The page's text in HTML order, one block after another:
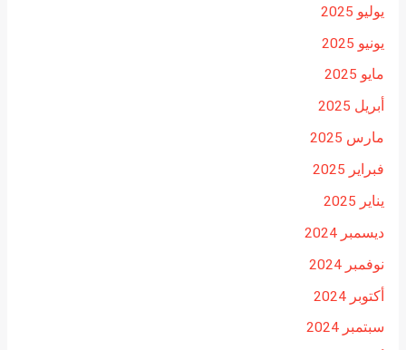
يوليو 2025
يونيو 2025
مايو 2025
أبريل 2025
مارس 2025
فبراير 2025
يناير 2025
ديسمبر 2024
نوفمبر 2024
أكتوبر 2024
سبتمبر 2024